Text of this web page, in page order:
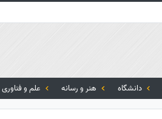
دانشگاه هنر و رسانه علم و فناوری